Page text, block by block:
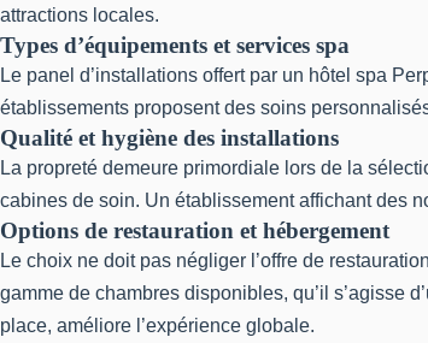
attractions locales.
Types d’équipements et services spa
Le panel d’installations offert par un hôtel spa
établissements proposent des soins
Qualité et hygiène des installations
La propreté demeure primordiale lors de la
cabines de soin. Un établissement affichant des
Options de restauration et hébergement
Le choix ne doit pas négliger l’offre de
gamme de chambres disponibles, qu’il s’agisse
place, améliore l’expérience globale.